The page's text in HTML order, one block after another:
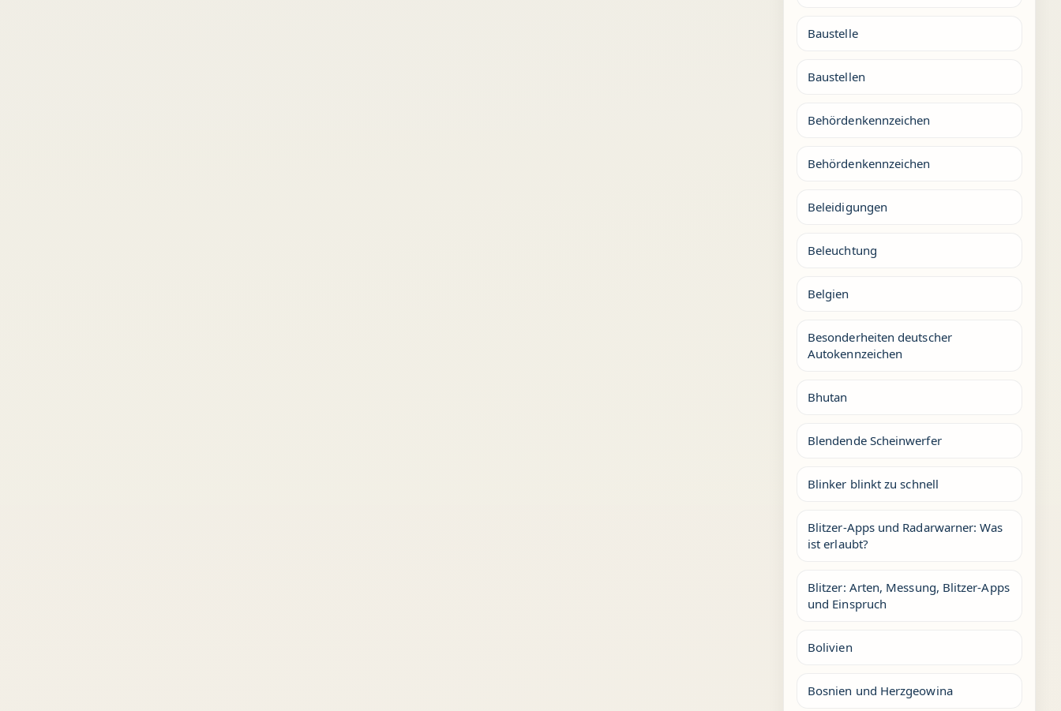
Baustelle
Baustellen
Behördenkennzeichen
Behördenkennzeichen
Beleidigungen
Beleuchtung
Belgien
Besonderheiten deutscher
Autokennzeichen
Bhutan
Blendende Scheinwerfer
Blinker blinkt zu schnell
Blitzer-Apps und Radarwarner: Was
ist erlaubt?
Blitzer: Arten, Messung, Blitzer-Apps
und Einspruch
Bolivien
Bosnien und Herzgeowina